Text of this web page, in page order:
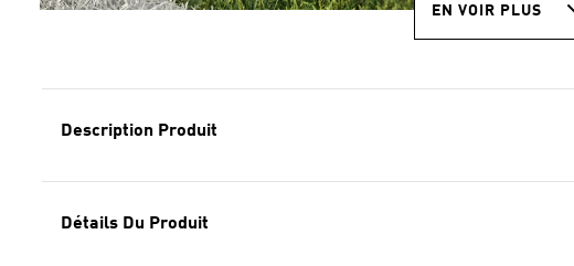
EN VOIR PLUS
Description Produit
Détails Du Produit